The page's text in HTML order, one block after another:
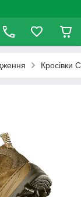
Кросівки